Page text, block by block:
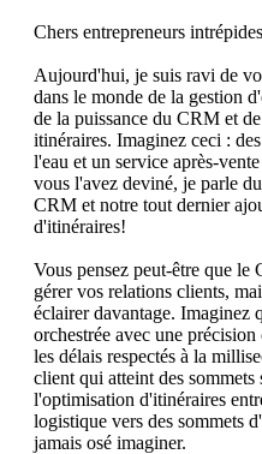
Chers entrepreneurs
Aujourd'hui, je suis ravi de
dans le monde de la gestion
de la puissance du CRM et
itinéraires. Imaginez ceci :
l'eau et un service après-
vous l'avez deviné, je parle
CRM et notre tout dernier
d'itinéraires!
Vous pensez peut-être que le
gérer vos relations clients,
éclairer davantage. Imaginez
orchestrée avec une
les délais respectés à la
client qui atteint des sommets
l'optimisation d'itinéraires
logistique vers des sommets
jamais osé imaginer.